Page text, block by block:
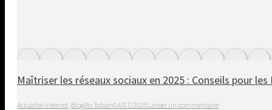
Maîtriser les réseaux sociaux en 2025 : Conseils pour
Actualité internet BlogPar fabian04/07/2025Laisser un commentaire